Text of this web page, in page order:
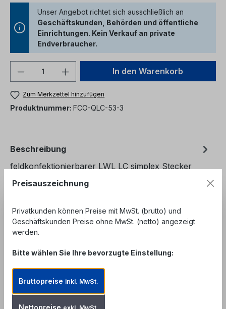
Unser Angebot richtet sich ausschließlich an
Geschäftskunden, Behörden und öffentliche
Einrichtungen. Kein Verkauf an private
Endverbraucher.
Produkt Anzahl: Gib denIn den Warenkorb
Zum Merkzettel hinzufügen
Produktnummer: FCO-QLC-53-3
Beschreibung
feldkonfektionierbarer LWL LC simplex Stecker
multimode für 3mm Kabel Die
feldkonfektionierbaren LWL Stecker ermöglichen
Bewertungen
Preisauszeichnung
Privatkunden können Preise mit MwSt. (brutto) und
Geschäftskunden Preise ohne MwSt. (netto) angezeigt
werden.
Bitte wählen Sie Ihre bevorzugte Einstellung:
Bruttopreise inkl. MwSt.
Nettopreise